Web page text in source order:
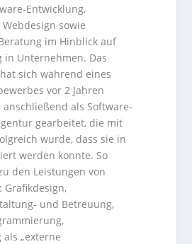
Entwicklung,
sowie
im Hinblick auf
in Unternehmen. Das
sich während eines
vor 2 Jahren
als Software-
gearbeitet, die mit
wurde, dass sie in
werden konnte. So
den Leistungen von
Grafikdesign,
und Betreuung,
„externe